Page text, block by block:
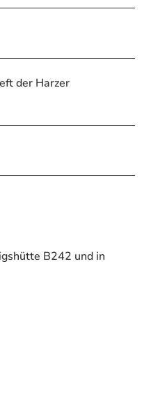
der Harzer
B242 und in